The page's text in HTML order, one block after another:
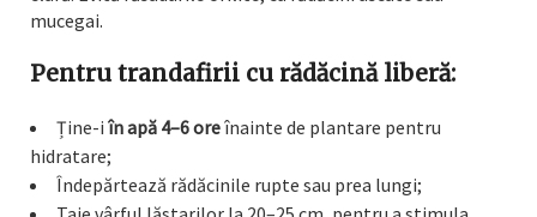
mucegai.
Pentru trandafirii cu rădăcină liberă:
Ține-i în apă 4–6 oreînainte de plantare pentru
hidratare;
Îndepărtează rădăcinile rupte sau prea lungi;